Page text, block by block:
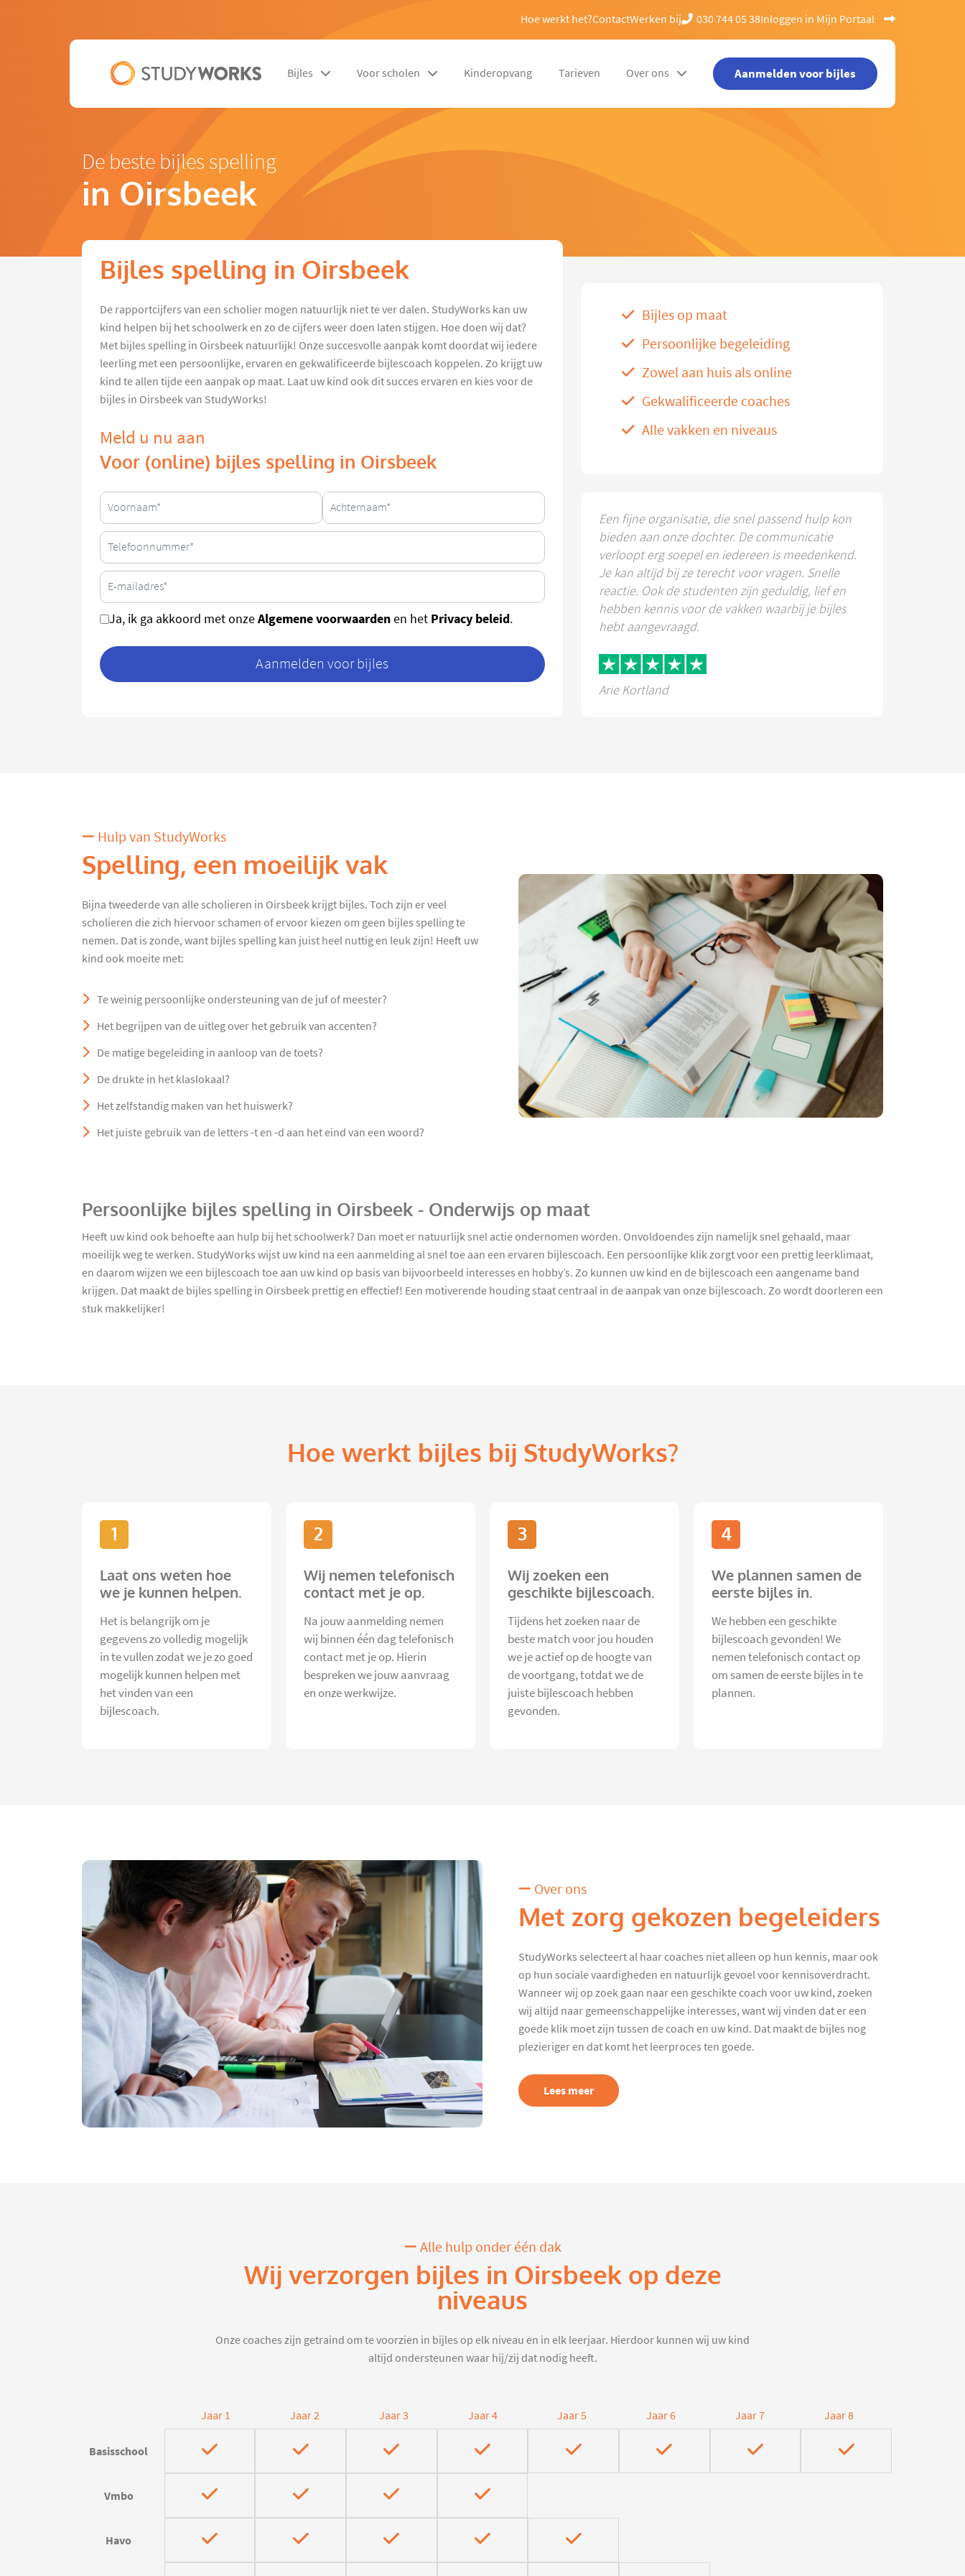
Hoe werkt het?ContactWerken bij 030 744 05 38Inloggen in Mijn Portaal
Bijles Voor scholen Kinderopvang Tarieven Over ons Aanmelden voor bijles
De beste bijles spelling
in Oirsbeek
Bijles spelling in Oirsbeek
De rapportcijfers van een scholier mogen natuurlijk niet te ver dalen. StudyWorks kan uw
kind helpen bij het schoolwerk en zo de cijfers weer doen laten stijgen. Hoe doen wij dat?
Met bijles spelling in Oirsbeek natuurlijk! Onze succesvolle aanpak komt doordat wij iedere
leerling met een persoonlijke, ervaren en gekwalificeerde bijlescoach koppelen. Zo krijgt uw
kind te allen tijde een aanpak op maat. Laat uw kind ook dit succes ervaren en kies voor de
bijles in Oirsbeek van StudyWorks!
Meld u nu aan
Voor (online) bijles spelling in Oirsbeek
Ja, ik ga akkoord met onzeAlgemene voorwaardenen het Privacy beleid.
Aanmelden voor bijles
Bijles op maat
Persoonlijke begeleiding
Zowel aan huis als online
Gekwalificeerde coaches
Alle vakken en niveaus
Een fijne organisatie, die snel passend hulp kon
bieden aan onze dochter. De communicatie
verloopt erg soepel en iedereen is meedenkend.
Je kan altijd bij ze terecht voor vragen. Snelle
reactie. Ook de studenten zijn geduldig, lief en
hebben kennis voor de vakken waarbij je bijles
hebt aangevraagd.
Arie Kortland
Hulp van StudyWorks
Spelling, een moeilijk vak
Bijna tweederde van alle scholieren in Oirsbeek krijgt bijles. Toch zijn er veel
scholieren die zich hiervoor schamen of ervoor kiezen om geen bijles spelling te
nemen. Dat is zonde, want bijles spelling kan juist heel nuttig en leuk zijn! Heeft uw
kind ook moeite met:
Te weinig persoonlijke ondersteuning van de juf of meester?
Het begrijpen van de uitleg over het gebruik van accenten?
De matige begeleiding in aanloop van de toets?
De drukte in het klaslokaal?
Het zelfstandig maken van het huiswerk?
Het juiste gebruik van de letters -t en -d aan het eind van een woord?
Persoonlijke bijles spelling in Oirsbeek - Onderwijs op maat
Heeft uw kind ook behoefte aan hulp bij het schoolwerk? Dan moet er natuurlijk snel actie ondernomen worden. Onvoldoendes zijn namelijk snel gehaald, maar
moeilijk weg te werken. StudyWorks wijst uw kind na een aanmelding al snel toe aan een ervaren bijlescoach. Een persoonlijke klik zorgt voor een prettig leerklimaat,
en daarom wijzen we een bijlescoach toe aan uw kind op basis van bijvoorbeeld interesses en hobby’s. Zo kunnen uw kind en de bijlescoach een aangename band
krijgen. Dat maakt de bijles spelling in Oirsbeek prettig en effectief! Een motiverende houding staat centraal in de aanpak van onze bijlescoach. Zo wordt doorleren een
stuk makkelijker!
Hoe werkt bijles bij StudyWorks?
1
Laat ons weten hoe
we je kunnen helpen.
Het is belangrijk om je
gegevens zo volledig mogelijk
in te vullen zodat we je zo goed
mogelijk kunnen helpen met
het vinden van een
bijlescoach.
2
Wij nemen telefonisch
contact met je op.
Na jouw aanmelding nemen
wij binnen één dag telefonisch
contact met je op. Hierin
bespreken we jouw aanvraag
en onze werkwijze.
3
Wij zoeken een
geschikte bijlescoach.
Tijdens het zoeken naar de
beste match voor jou houden
we je actief op de hoogte van
de voortgang, totdat we de
juiste bijlescoach hebben
gevonden.
4
We plannen samen de
eerste bijles in.
We hebben een geschikte
bijlescoach gevonden! We
nemen telefonisch contact op
om samen de eerste bijles in te
plannen.
Over ons
Met zorg gekozen begeleiders
StudyWorks selecteert al haar coaches niet alleen op hun kennis, maar ook
op hun sociale vaardigheden en natuurlijk gevoel voor kennisoverdracht.
Wanneer wij op zoek gaan naar een geschikte coach voor uw kind, zoeken
wij altijd naar gemeenschappelijke interesses, want wij vinden dat er een
goede klik moet zijn tussen de coach en uw kind. Dat maakt de bijles nog
plezieriger en dat komt het leerproces ten goede.
Lees meer
Alle hulp onder één dak
Wij verzorgen bijles in Oirsbeek op deze
niveaus
Onze coaches zijn getraind om te voorzien in bijles op elk niveau en in elk leerjaar. Hierdoor kunnen wij uw kind
altijd ondersteunen waar hij/zij dat nodig heeft.
Jaar 1 Jaar 2 Jaar 3 Jaar 4 Jaar 5 Jaar 6 Jaar 7 Jaar 8
Basisschool
Vmbo
Havo